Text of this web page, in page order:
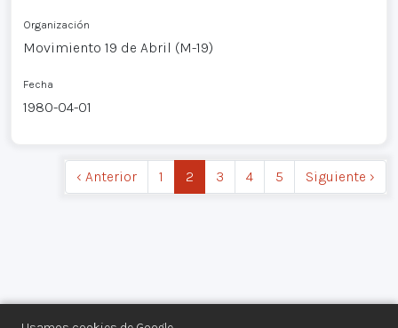
Organización
Movimiento 19 de Abril (M-19)
Fecha
1980-04-01
‹ Anterior 1 2 3 4 5 Siguiente ›